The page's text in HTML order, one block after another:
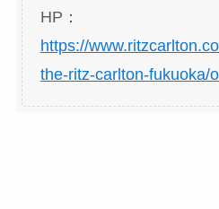
HP：
https://
the-ritz-carlton-fukuoka/